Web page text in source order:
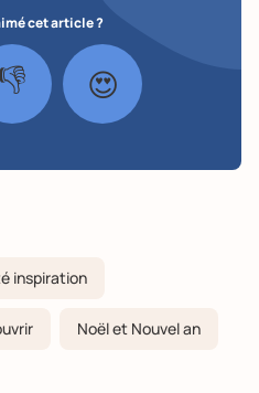
cet article ?
👎 😍
inspiration
Noël et Nouvel an